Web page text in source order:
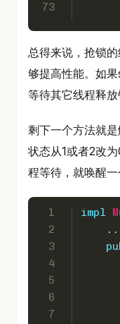
73
总得来说，抢锁
够提高性能。如
等待其它线程释放
剩下一个方法就
状态从1或者2改
程等待，就唤醒一
1
2
3
4
5
6
7
impl